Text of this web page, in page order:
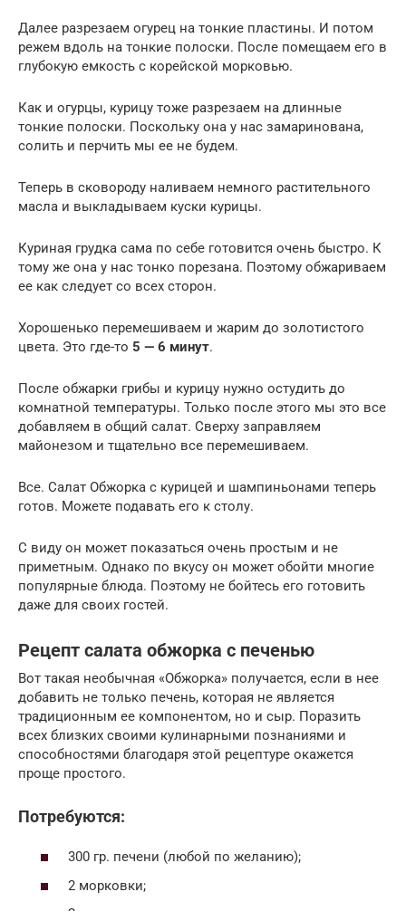
Далее разрезаем огурец на тонкие пластины. И потом
режем вдоль на тонкие полоски. После помещаем его в
глубокую емкость с корейской морковью.
Как и огурцы, курицу тоже разрезаем на длинные
тонкие полоски. Поскольку она у нас замаринована,
солить и перчить мы ее не будем.
Теперь в сковороду наливаем немного растительного
масла и выкладываем куски курицы.
Куриная грудка сама по себе готовится очень быстро. К
тому же она у нас тонко порезана. Поэтому обжариваем
ее как следует со всех сторон.
Хорошенько перемешиваем и жарим до золотистого
цвета. Это где-то 5 — 6 минут.
После обжарки грибы и курицу нужно остудить до
комнатной температуры. Только после этого мы это все
добавляем в общий салат. Сверху заправляем
майонезом и тщательно все перемешиваем.
Все. Салат Обжорка с курицей и шампиньонами теперь
готов. Можете подавать его к столу.
С виду он может показаться очень простым и не
приметным. Однако по вкусу он может обойти многие
популярные блюда. Поэтому не бойтесь его готовить
даже для своих гостей.
Рецепт салата обжорка с печенью
Вот такая необычная «Обжорка» получается, если в нее
добавить не только печень, которая не является
традиционным ее компонентом, но и сыр. Поразить
всех близких своими кулинарными познаниями и
способностями благодаря этой рецептуре окажется
проще простого.
Потребуются:
300 гр. печени (любой по желанию);
2 морковки;